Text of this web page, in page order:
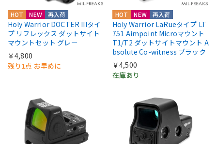
HOT NEW 再入荷
Holy Warrior DOCTER IIIタイ
プ リフレックス ダットサイト
マウントセット グレー
￥4,800
残り1点 お早めに
HOT NEW 再入荷
Holy Warrior LaRueタイプ LT
751 Aimpoint Microマウント
T1/T2 ダットサイトマウント A
bsolute Co-witness ブラック
￥4,500
在庫あり